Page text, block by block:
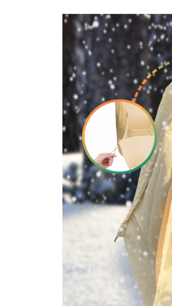
Мебель
Бытовая техника
Обувь для дома и дачи
Акции